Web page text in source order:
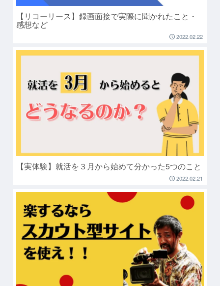
【リコーリース】録画面接で実際に聞かれたこと・
感想など
2022.02.22
【実体験】就活を３月から始めて分かった5つのこと
2022.02.21